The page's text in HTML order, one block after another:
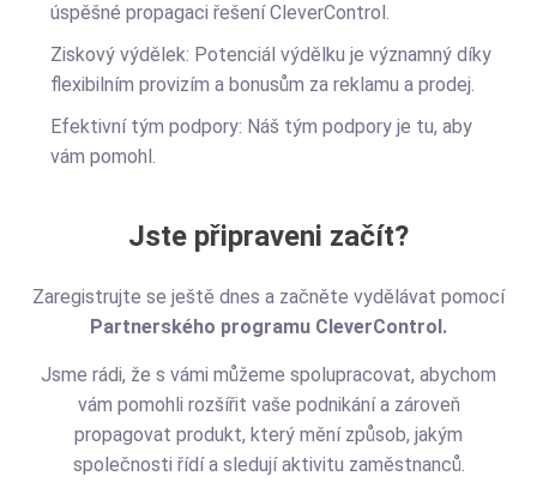
úspěšné propagaci řešení CleverControl.
Ziskový výdělek: Potenciál výdělku je významný díky
flexibilním provizím a bonusům za reklamu a prodej.
Efektivní tým podpory: Náš tým podpory je tu, aby
vám pomohl.
Jste připraveni začít?
Zaregistrujte se ještě dnes a začněte vydělávat pomocí
Partnerského programu CleverControl.
Jsme rádi, že s vámi můžeme spolupracovat, abychom
vám pomohli rozšířit vaše podnikání a zároveň
propagovat produkt, který mění způsob, jakým
společnosti řídí a sledují aktivitu zaměstnanců.